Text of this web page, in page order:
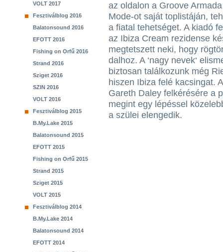
VOLT 2017
Fesztiválblog 2016
Balatonsound 2016
EFOTT 2016
Fishing on Orfű 2016
Strand 2016
Sziget 2016
SZIN 2016
VOLT 2016
Fesztiválblog 2015
B.My.Lake 2015
Balatonsound 2015
EFOTT 2015
Fishing on Orfű 2015
Strand 2015
Sziget 2015
VOLT 2015
Fesztiválblog 2014
B.My.Lake 2014
Balatonsound 2014
EFOTT 2014
az oldalon a Groove
Mode-ot saját toplistáján,
a fiatal tehetséget. A kiadó
az Ibiza Cream rezidense
megtetszett neki, hogy
dalhoz. A ‘nagy nevek‘
biztosan találkozunk még
hiszen Ibiza felé kacsingat.
Gareth Daley felkérésére a
megint egy lépéssel
a szülei elengedik.